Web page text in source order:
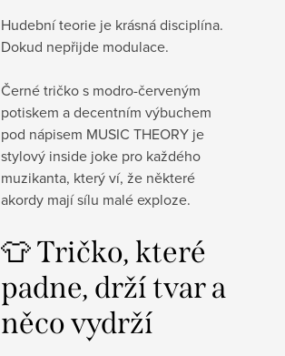
Hudební teorie je krásná disciplína.
Dokud nepřijde modulace.
Černé tričko s modro-červeným
potiskem a decentním výbuchem
pod nápisem MUSIC THEORY je
stylový inside joke pro každého
muzikanta, který ví, že některé
akordy mají sílu malé exploze.
👕 Tričko, které
padne, drží tvar a
něco vydrží